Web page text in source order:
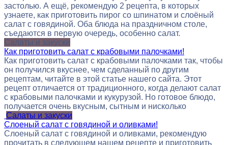
застолью. А ещё, рекомендую 2 рецепта, в которых
узнаете, как приготовить пирог со шпинатом и слоёный
салат с говядиной. Оба блюда на праздничном столе,
съедаются в первую очередь, особенно салат.
Салаты и закуски
Как приготовить салат с крабовыми палочками!
Как приготовить салат с крабовыми палочками так, чтобы
он получился вкуснее, чем сделанный по другим
рецептам, читайте в этой статье нашего сайта. Этот
рецепт отличается от традиционного, когда делают салат
с крабовыми палочками и кукурузой. Но готовое блюдо,
получается очень вкусным, сытным и нисколько
Салаты и закуски
Слоеный салат с говядиной и оливками!
Слоеный салат с говядиной и оливками, рекомендую
прочитать в следующем нашем рецепте и приготовить